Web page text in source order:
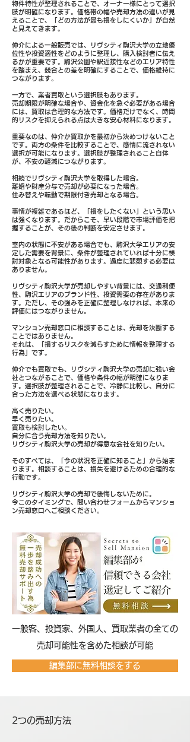
物件特性が整理されることで、オーナー様にとって選択
肢が明確になります。価格帯の幅や売却方法の違いが見
えることで、「どの方法が最も損をしにくいか」が自然
と見えてきます。
仲介による一般販売では、リヴシティ駒沢大学の立地優
位性や投資適性をどのように整理し、購入検討者に伝え
るかが重要です。駒沢公園や駅近接性などのエリア特性
を踏まえ、競合との差を明確にすることで、価格維持に
つながります。
一方で、業者買取という選択肢もあります。
売却期限が明確な場合や、資金化を急ぐ必要がある場合
には、買取は合理的な方法です。価格だけでなく、時間
的リスクを抑えられる点は大きな安心材料になります。
重要なのは、仲介か買取かを最初から決めつけないこと
です。両方の条件を比較することで、感情に流されない
選択が可能になります。選択肢が整理されること自体
が、不安の軽減につながります。
相続でリヴシティ駒沢大学を取得した場合。
離婚や財産分与で売却が必要になった場合。
住み替えや転勤で期限付き売却となる場合。
事情が複雑であるほど、「損をしたくない」という思い
は強くなります。だからこそ、早い段階で市場評価を把
握することが、その後の判断を安定させます。
室内の状態に不安がある場合でも、駒沢大学エリアの安
定した需要を背景に、条件が整理されていれば十分に検
討対象となる可能性があります。過度に悲観する必要は
ありません。
リヴシティ駒沢大学が売却しやすい背景には、交通利便
性、駒沢エリアのブランド性、投資需要の存在がありま
す。ただし、その強みを正確に整理しなければ、本来の
評価にはつながりません。
マンション売却窓口に相談することは、売却を決断する
ことではありません。
それは、「損するリスクを減らすために情報を整理する
行為」です。
仲介でも買取でも、リヴシティ駒沢大学の売却に強い会
社とつながることで、価格や条件の幅が明確になりま
す。選択肢が整理されることで、冷静に比較し、自分に
合った方法を選べる状態になります。
高く売りたい。
早く売りたい。
買取も検討したい。
自分に合う売却方法を知りたい。
リヴシティ駒沢大学の売却が得意な会社を知りたい。
そのすべては、「今の状況を正確に知ること」から始ま
ります。相談することは、損失を避けるための合理的な
行動です。
リヴシティ駒沢大学の売却で後悔しないために。
今このタイミングで、問い合わせフォームからマンショ
ン売却窓口へご相談ください。
​一般客、投資家、外国人、買取業者の全ての
売却可能性を含めた相談が可能
編集部に無料相談をする
2つの売却方法